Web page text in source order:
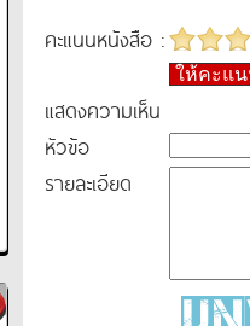
คะแนนหนังสือ :
ให้คะแ
แสดงความเห็น
หัวข้อ
รายละเอียด